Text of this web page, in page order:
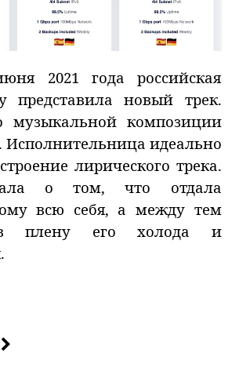
2021 года российская
представила новый трек.
музыкальной композиции
Исполнительница идеально
лирического трека.
о том, что отдала
всю себя, а между тем
в плену его холода и